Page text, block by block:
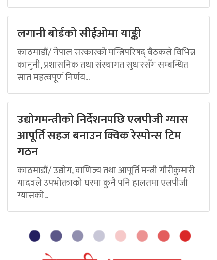
लगानी बोर्डको सीईओमा याङ्की
काठमाडौं/ नेपाल सरकारको मन्त्रिपरिषद् बैठकले विभिन्न
कानुनी, प्रशासनिक तथा संस्थागत सुधारसँग सम्बन्धित
सात महत्वपूर्ण निर्णय...
उद्योगमन्त्रीको निर्देशनपछि एलपीजी ग्यास
आपूर्ति सहज बनाउन क्विक रेस्पोन्स टिम
गठन
काठमाडौं/ उद्योग, वाणिज्य तथा आपूर्ति मन्त्री गौरीकुमारी
यादवले उपभोक्ताको घरमा कुनै पनि हालतमा एलपीजी
ग्यासको...